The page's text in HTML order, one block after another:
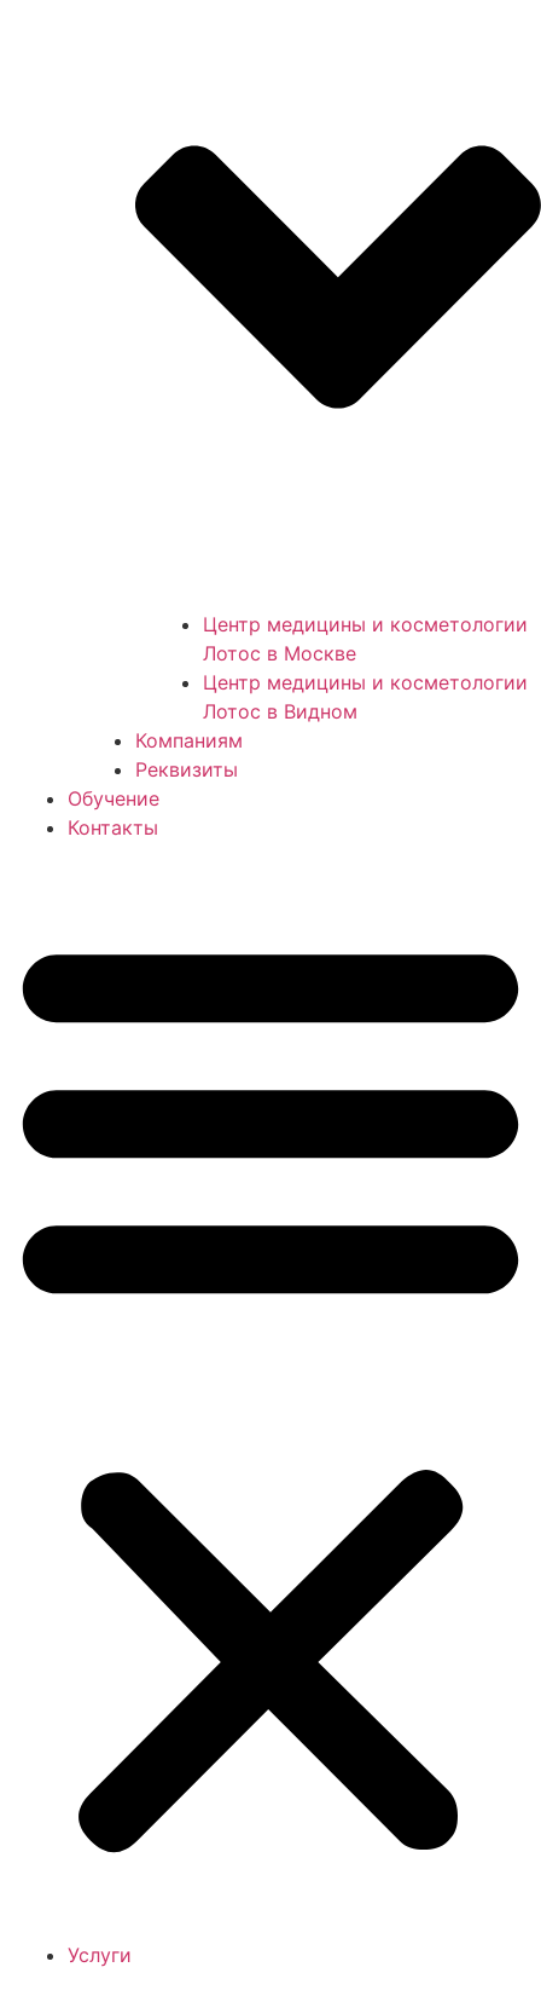
Центр медицины и косметологии
Лотос в Москве
Центр медицины и косметологии
Лотос в Видном
Компаниям
Реквизиты
Обучение
Контакты
Услуги